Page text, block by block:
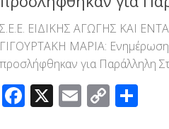
Σ.Ε.Ε. ΕΙΔΙΚΗΣ ΑΓΩΓΗΣ ΚΑΙ
ΓΙΓΟΥΡΤΑΚΗ ΜΑΡΙΑ: Ενημέρωση
προσλήφθηκαν για Παράλληλη
Facebook
X Email
Copy